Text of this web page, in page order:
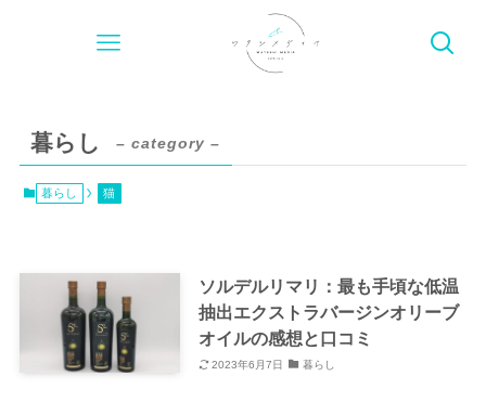
暮らし – category –
暮らし 猫
ソルデルリマリ：最も手頃な低温
抽出エクストラバージンオリーブ
オイルの感想と口コミ
2023年6月7日 暮らし